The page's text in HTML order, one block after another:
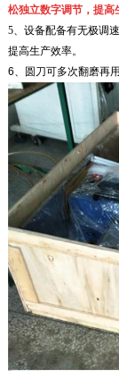
松独立数字调节，提高
5、设备配备有无极调
提高生产效率。
6
圆刀可多次翻磨再